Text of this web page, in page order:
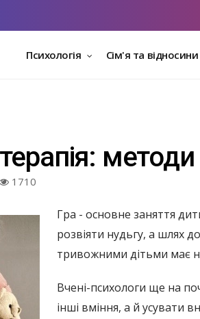
Психологія Сім'я та відносини
методи
1710
Гра - основне заняття
розвіяти нудьгу, а шлях до
тривожними дітьми має
Вчені-психологи ще на
інші вміння, а й усувати